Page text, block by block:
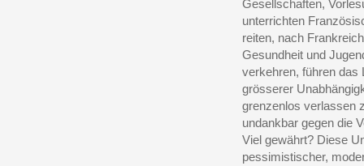
Gesellschaften,
unterrichten
reiten, nach
Gesundheit und
verkehren, führen das
grösserer
grenzenlos verlassen
undankbar gegen die
Viel gewährt? Diese
pessimistischer,